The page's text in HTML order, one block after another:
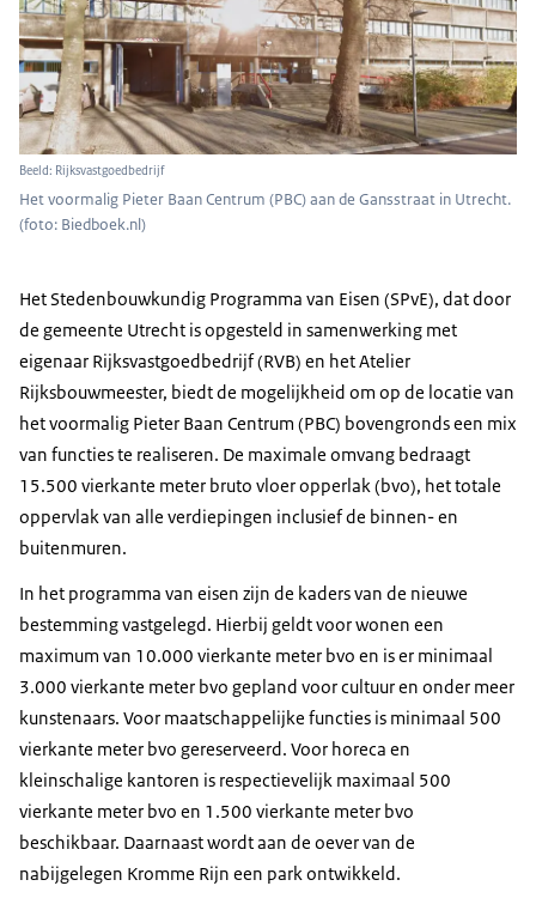
Beeld: Rijksvastgoedbedrijf
Het voormalig Pieter Baan Centrum (PBC) aan de Gansstraat in Utrecht.
(foto: Biedboek.nl)
Het Stedenbouwkundig Programma van Eisen (SPvE), dat door
de gemeente Utrecht is opgesteld in samenwerking met
eigenaar Rijksvastgoedbedrijf (RVB) en het Atelier
Rijksbouwmeester, biedt de mogelijkheid om op de locatie van
het voormalig Pieter Baan Centrum (PBC) bovengronds een mix
van functies te realiseren. De maximale omvang bedraagt
15.500 vierkante meter bruto vloer opperlak (bvo), het totale
oppervlak van alle verdiepingen inclusief de binnen- en
buitenmuren.
In het programma van eisen zijn de kaders van de nieuwe
bestemming vastgelegd. Hierbij geldt voor wonen een
maximum van 10.000 vierkante meter bvo en is er minimaal
3.000 vierkante meter bvo gepland voor cultuur en onder meer
kunstenaars. Voor maatschappelijke functies is minimaal 500
vierkante meter bvo gereserveerd. Voor horeca en
kleinschalige kantoren is respectievelijk maximaal 500
vierkante meter bvo en 1.500 vierkante meter bvo
beschikbaar. Daarnaast wordt aan de oever van de
nabijgelegen Kromme Rijn een park ontwikkeld.